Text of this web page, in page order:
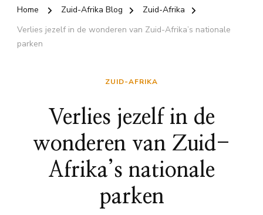
Home Zuid-Afrika Blog
Zuid-Afrika
Verlies jezelf in de wonderen van Zuid-Afrika’s nationale
parken
ZUID-AFRIKA
Verlies jezelf in de
wonderen van Zuid-
Afrika’s nationale
parken